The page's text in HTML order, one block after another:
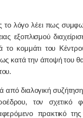
λόγο λέει πως
εξοπλισμού
κομμάτι του
κατά την άποψή του
διαλογική συζήτηση
τον σχετικό
πρακτικό της